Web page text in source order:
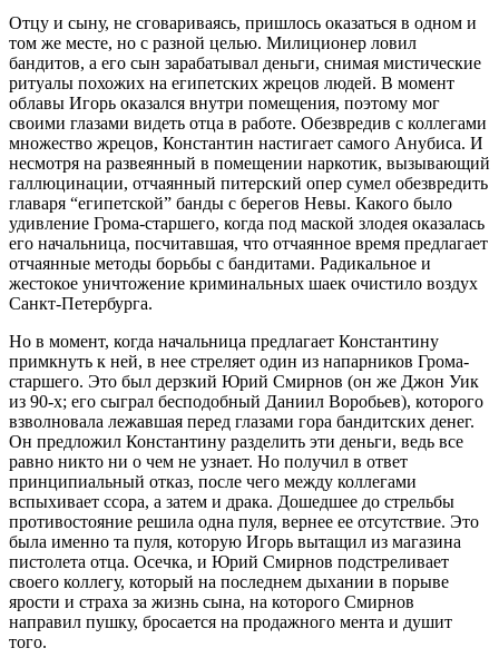
Отцу и сыну, не сговариваясь, пришлось оказаться в одном и
том же месте, но с разной целью. Милиционер ловил
бандитов, а его сын зарабатывал деньги, снимая мистические
ритуалы похожих на египетских жрецов людей. В момент
облавы Игорь оказался внутри помещения, поэтому мог
своими глазами видеть отца в работе. Обезвредив с коллегами
множество жрецов, Константин настигает самого Анубиса. И
несмотря на развеянный в помещении наркотик, вызывающий
галлюцинации, отчаянный питерский опер сумел обезвредить
главаря “египетской” банды с берегов Невы. Какого было
удивление Грома-старшего, когда под маской злодея оказалась
его начальница, посчитавшая, что отчаянное время предлагает
отчаянные методы борьбы с бандитами. Радикальное и
жестокое уничтожение криминальных шаек очистило воздух
Санкт-Петербурга.
Но в момент, когда начальница предлагает Константину
примкнуть к ней, в нее стреляет один из напарников Грома-
старшего. Это был дерзкий Юрий Смирнов (он же Джон Уик
из 90-х; его сыграл бесподобный Даниил Воробьев), которого
взволновала лежавшая перед глазами гора бандитских денег.
Он предложил Константину разделить эти деньги, ведь все
равно никто ни о чем не узнает. Но получил в ответ
принципиальный отказ, после чего между коллегами
вспыхивает ссора, а затем и драка. Дошедшее до стрельбы
противостояние решила одна пуля, вернее ее отсутствие. Это
была именно та пуля, которую Игорь вытащил из магазина
пистолета отца. Осечка, и Юрий Смирнов подстреливает
своего коллегу, который на последнем дыхании в порыве
ярости и страха за жизнь сына, на которого Смирнов
направил пушку, бросается на продажного мента и душит
того.